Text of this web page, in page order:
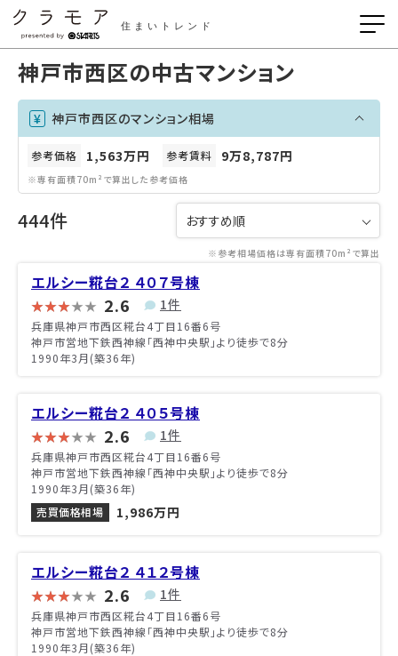
住まいトレンド
神戸市西区の中古マンション
神戸市西区のマンション相場
参考価格 1,563万円 参考賃料 9万8,787円
※専有面積70m²で算出した参考価格
444件
※参考相場価格は専有面積70m²で算出
エルシー糀台２ ４０７号棟
2.6 1件
兵庫県神戸市西区糀台4丁目16番6号
神戸市営地下鉄西神線「西神中央駅」より徒歩で8分
1990年3月(築36年)
エルシー糀台２ ４０５号棟
2.6 1件
兵庫県神戸市西区糀台4丁目16番6号
神戸市営地下鉄西神線「西神中央駅」より徒歩で8分
1990年3月(築36年)
売買価格相場
1,986万円
エルシー糀台２ ４１２号棟
2.6 1件
兵庫県神戸市西区糀台4丁目16番6号
神戸市営地下鉄西神線「西神中央駅」より徒歩で8分
1990年3月(築36年)